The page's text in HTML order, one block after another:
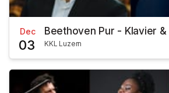
Dec
03
Beethoven Pur - Klavier &
KKL Luzern